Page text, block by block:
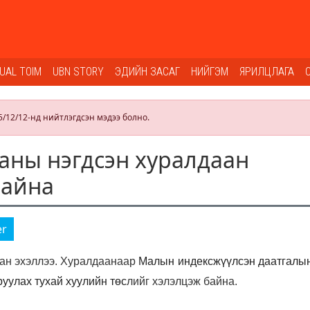
TOIM UBN STORY ЭДИЙН ЗАСАГ НИЙГЭМ ЯРИЛЦЛАГА
12/12-нд нийтлэгдсэн мэдээ болно.
нэгдсэн хуралдаан
эхэллээ. Хуралдаанаар Малын индексжүүлсэн
тухай хуулийн төслийг хэлэлцэж байна.